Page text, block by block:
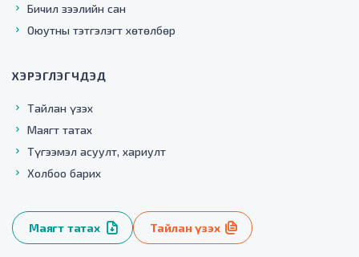
Бичил зээлийн сан
Оюутны тэтгэлэгт хөтөлбөр
ХЭРЭГЛЭГЧДЭД
Тайлан үзэх
Маягт татах
Түгээмэл асуулт, хариулт
Холбоо барих
Маягт татах Тайлан үзэх